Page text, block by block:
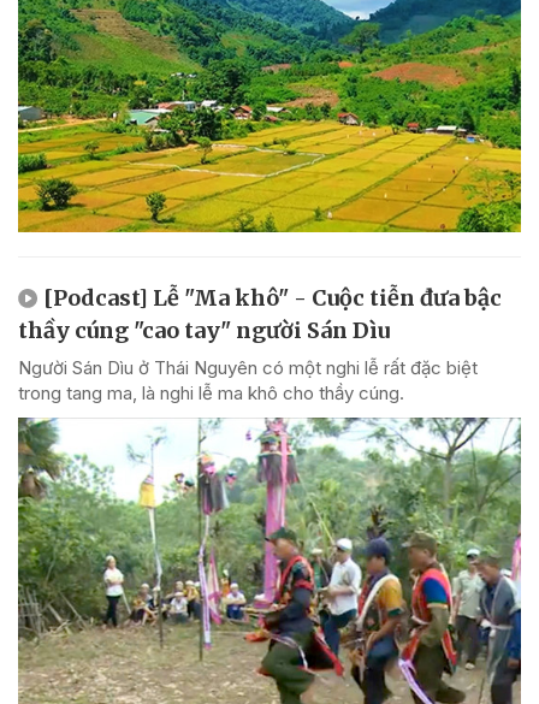
[Podcast] Lễ "Ma khô" - Cuộc tiễn đưa bậc
thầy cúng "cao tay" người Sán Dìu
Người Sán Dìu ở Thái Nguyên có một nghi lễ rất đặc biệt
trong tang ma, là nghi lễ ma khô cho thầy cúng.